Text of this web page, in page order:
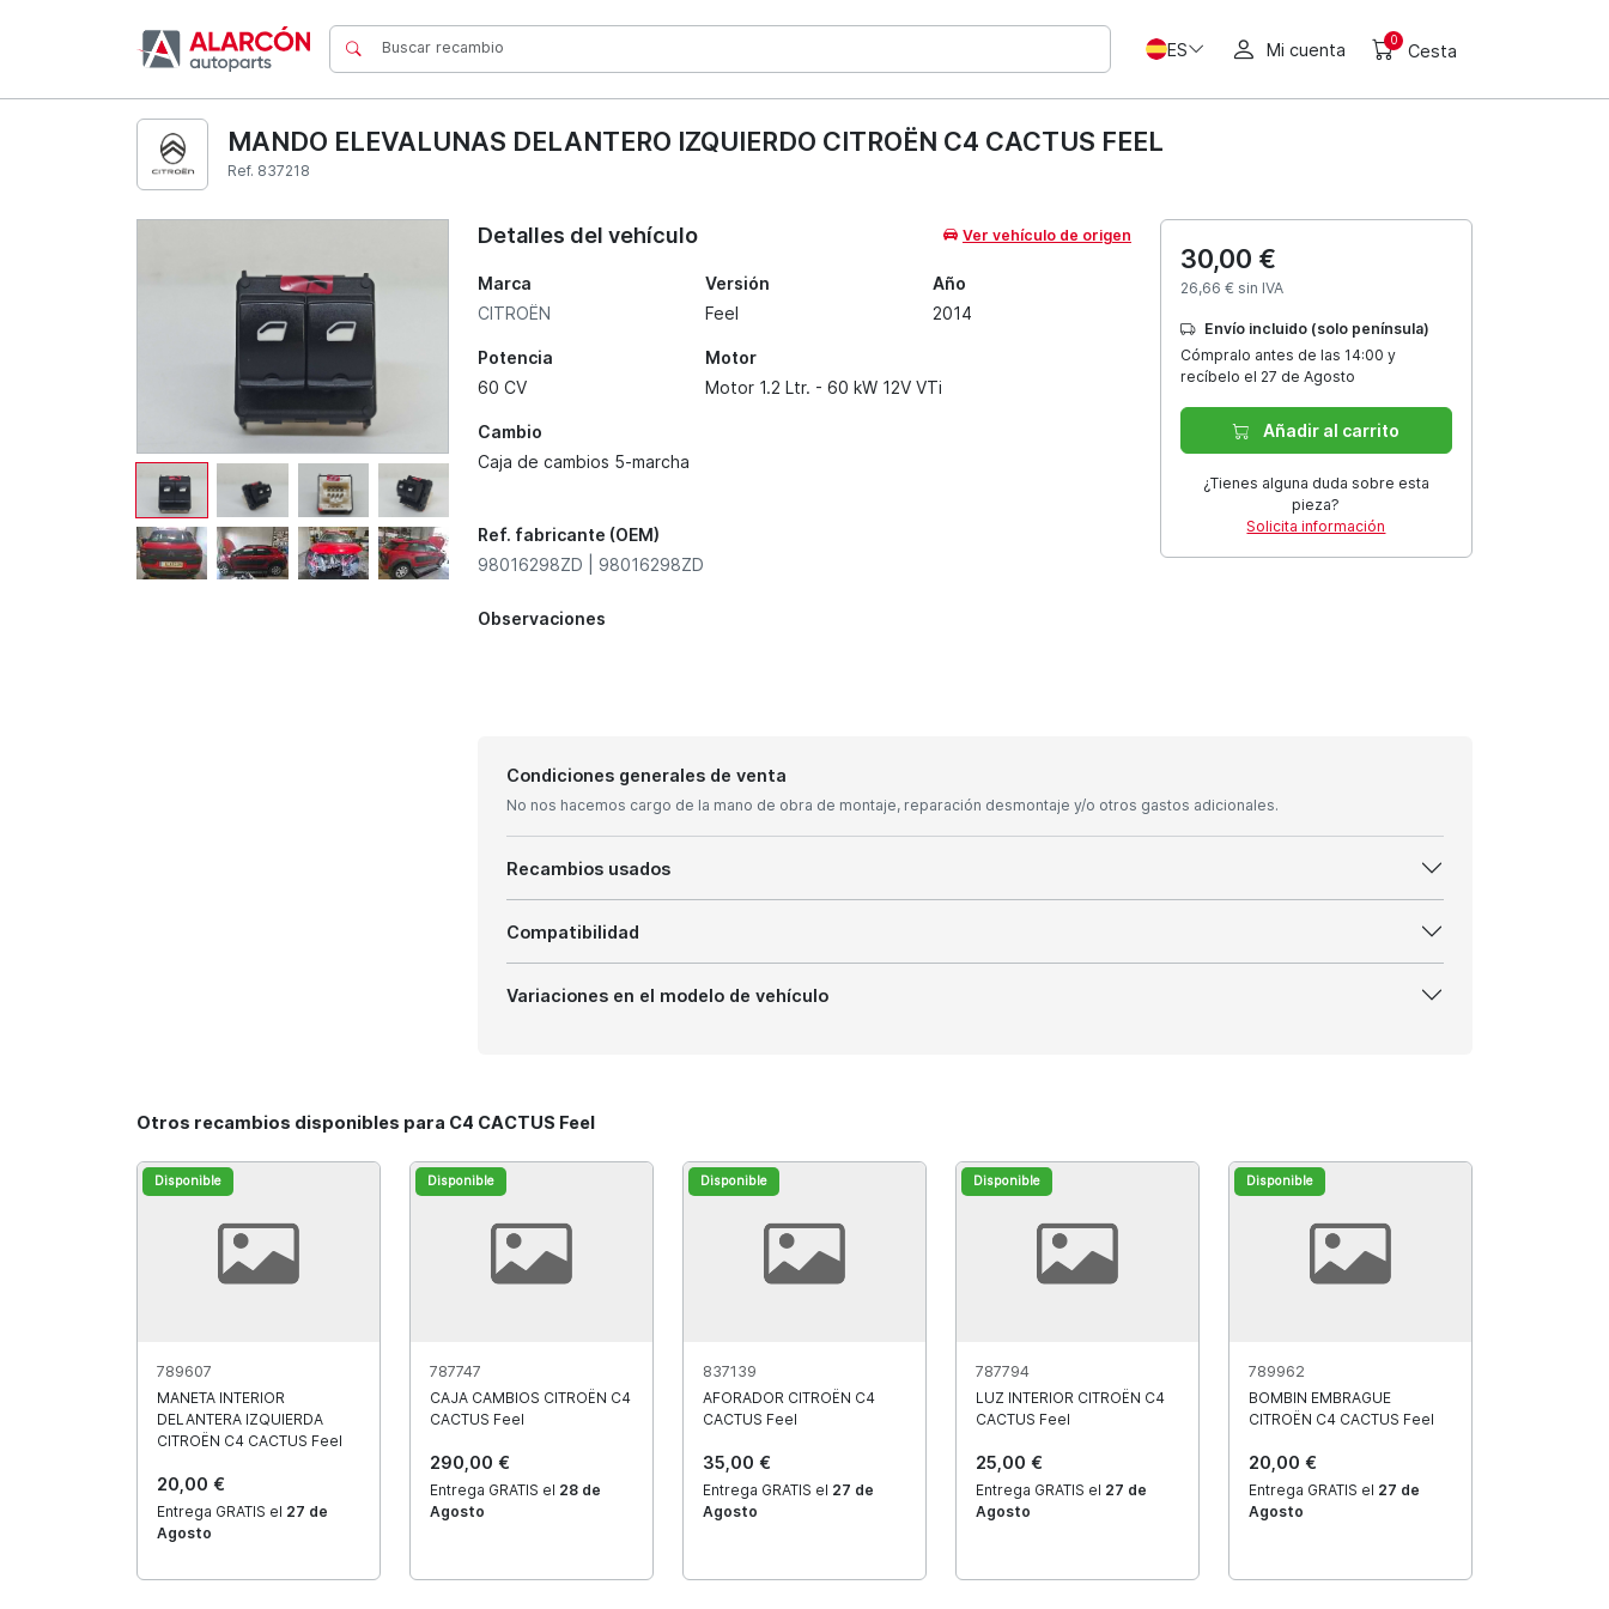
ES Mi cuenta 0
Cesta
MANDO ELEVALUNAS DELANTERO IZQUIERDO CITROËN C4 CACTUS FEEL
Ref. 837218
Detalles del vehículo Ver vehículo de origen
Marca
CITROËN
Versión
Feel
Año
2014
Potencia
60 CV
Motor
Motor 1.2 Ltr. - 60 kW 12V VTi
Cambio
Caja de cambios 5-marcha
Ref. fabricante (OEM)
98016298ZD | 98016298ZD
Observaciones
30,00 €
26,66 € sin IVA
Envío incluido (solo península)
Cómpralo antes de las 14:00 y
recíbelo el 27 de Agosto
Añadir al carrito
¿Tienes alguna duda sobre esta
pieza?
Solicita información
Condiciones generales de venta
No nos hacemos cargo de la mano de obra de montaje, reparación desmontaje y/o otros gastos adicionales.
Recambios usados
Compatibilidad
Variaciones en el modelo de vehículo
Otros recambios disponibles para C4 CACTUS Feel
Disponible
789607
MANETA INTERIOR
DELANTERA IZQUIERDA
CITROËN C4 CACTUS Feel
20,00 €
Entrega GRATIS el 27 de
Agosto
Disponible
787747
CAJA CAMBIOS CITROËN C4
CACTUS Feel
290,00 €
Entrega GRATIS el 28 de
Agosto
Disponible
837139
AFORADOR CITROËN C4
CACTUS Feel
35,00 €
Entrega GRATIS el 27 de
Agosto
Disponible
787794
LUZ INTERIOR CITROËN C4
CACTUS Feel
25,00 €
Entrega GRATIS el 27 de
Agosto
Disponible
789962
BOMBIN EMBRAGUE
CITROËN C4 CACTUS Feel
20,00 €
Entrega GRATIS el 27 de
Agosto